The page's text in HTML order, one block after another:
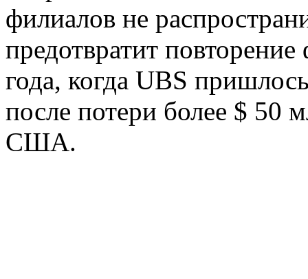
филиалов не
предотвратит
года, когда UBS
после потери более $ 50
США.